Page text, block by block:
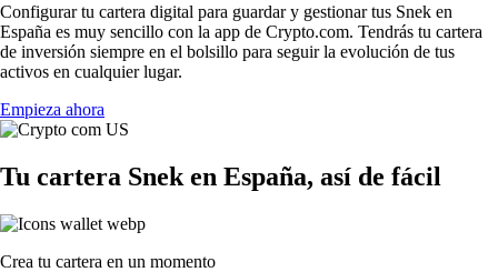
Configurar tu cartera digital para guardar y gestionar tus Snek en
España es muy sencillo con la app de Crypto.com. Tendrás tu cartera
de inversión siempre en el bolsillo para seguir la evolución de tus
activos en cualquier lugar.
Empieza ahora
Tu cartera Snek en España, así de fácil
Crea tu cartera en un momento